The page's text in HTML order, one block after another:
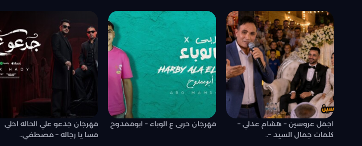
اجمل عروسين – هشام عدلي –
كلمات جمال السيد –..
مهرجان حربى ع الوباء – ابوممدوح
مهرجان جدعو علي الحاله احلي
مسا يا رجاله – مصطفي..